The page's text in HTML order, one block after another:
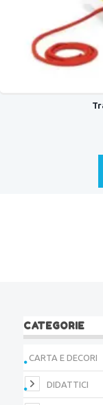
CATEGORIE
CARTA E DECORI
DIDATTICI